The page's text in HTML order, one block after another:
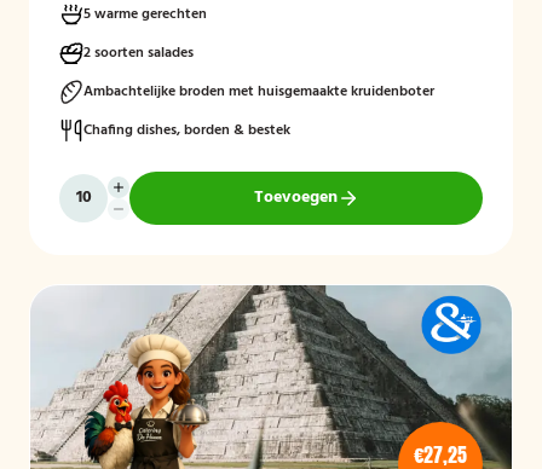
5 warme gerechten
2 soorten salades
Ambachtelijke broden met huisgemaakte kruidenboter
Chafing dishes, borden & bestek
Toevoegen
€27,25